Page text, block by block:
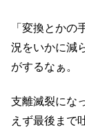
「変換とか
況をいかに減
がするなぁ。
支離滅裂にな
えず最後まで